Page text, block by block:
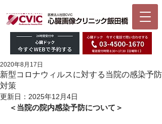
新型コロナウィルスに対する当院の感染予防
対策
2020年8月17日
更新日： 2025年12月4日
＜当院の院内感染予防について＞